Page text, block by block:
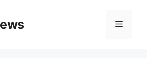
Menu